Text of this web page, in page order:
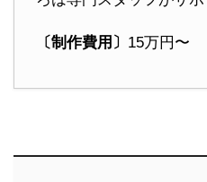
〔制作費用〕 15万円〜